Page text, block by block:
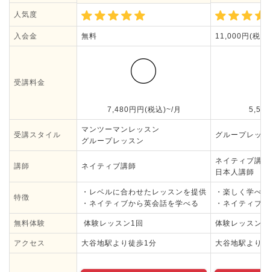
人気度
入会金 無料 11,000円(税込
受講料金
7,480円円(税込)~/月
受講スタイル
マンツーマンレッスン
グループレッスン
グループレッ
講師 ネイティブ講師
ネイティブ講師
日本人講師
特徴
・レベルに合わせたレッスンを提供
・ネイティブから英会話を学べる
・楽しく学べる
・ネイティブ
無料体験 体験レッスン1回 体験レッスン1
アクセス 大谷地駅より徒歩1分 大谷地駅より